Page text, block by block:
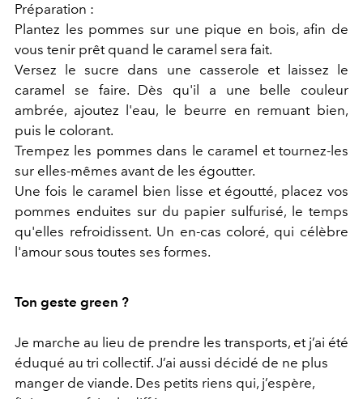
Préparation :
Plantez les pommes sur une pique en bois, afin de
vous tenir prêt quand le caramel sera fait.
Versez le sucre dans une casserole et laissez le
caramel se faire. Dès qu'il a une belle couleur
ambrée, ajoutez l'eau, le beurre en remuant bien,
puis le colorant.
Trempez les pommes dans le caramel et tournez-les
sur elles-mêmes avant de les égoutter.
Une fois le caramel bien lisse et égoutté, placez vos
pommes enduites sur du papier sulfurisé, le temps
qu'elles refroidissent. Un en-cas coloré, qui célèbre
l'amour sous toutes ses formes.
Ton geste green ?
Je marche au lieu de prendre les transports, et j’ai été
éduqué au tri collectif. J’ai aussi décidé de ne plus
manger de viande. Des petits riens qui, j’espère,